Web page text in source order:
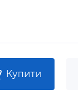
Купити